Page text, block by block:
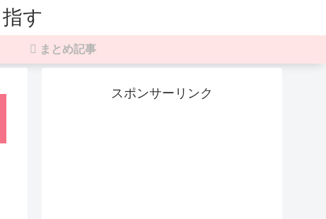
まとめ記事
スポンサーリンク